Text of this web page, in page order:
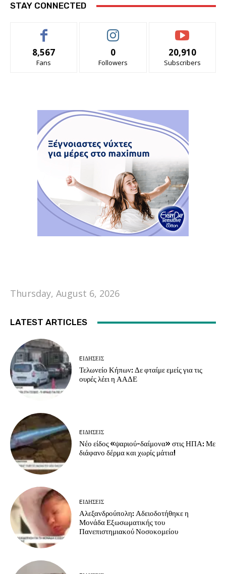
STAY CONNECTED
8,567
Fans
0
Followers
20,910
Subscribers
Thursday, August 6, 2026
LATEST ARTICLES
EΙΔΗΣΕΙΣ
Τελωνείο Κήπων: Δε φταίμε εμείς για τις
ουρές λέει η ΑΑΔΕ
EΙΔΗΣΕΙΣ
Νέο είδος «ψαριού-δαίμονα» στις ΗΠΑ: Με
διάφανο δέρμα και χωρίς μάτια!
EΙΔΗΣΕΙΣ
Αλεξανδρούπολη: Αδειοδοτήθηκε η
Μονάδα Εξωσωματικής του
Πανεπιστημιακού Νοσοκομείου